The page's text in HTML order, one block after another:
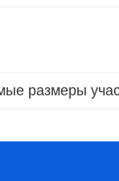
размеры